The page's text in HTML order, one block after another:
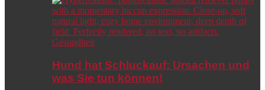
Gesundheit
Hund hat Schluckauf: Ursachen und
was Sie tun können!